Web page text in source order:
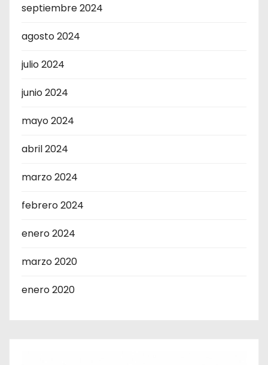
septiembre 2024
agosto 2024
julio 2024
junio 2024
mayo 2024
abril 2024
marzo 2024
febrero 2024
enero 2024
marzo 2020
enero 2020